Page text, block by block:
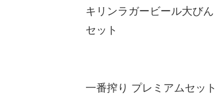
キリンラガービール大びん
セット
一番搾り プレミアムセット